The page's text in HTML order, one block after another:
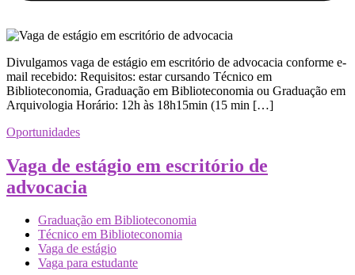
Divulgamos vaga de estágio em escritório de advocacia conforme e-
mail recebido: Requisitos: estar cursando Técnico em
Biblioteconomia, Graduação em Biblioteconomia ou Graduação em
Arquivologia Horário: 12h às 18h15min (15 min […]
Oportunidades
Vaga de estágio em escritório de
advocacia
Graduação em Biblioteconomia
Técnico em Biblioteconomia
Vaga de estágio
Vaga para estudante